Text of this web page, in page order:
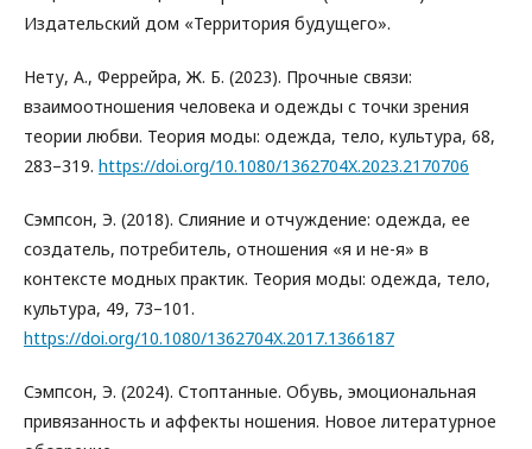
Издательский дом «Территория будущего».
Нету, А., Феррейра, Ж. Б. (2023). Прочные связи:
взаимоотношения человека и одежды с точки зрения
теории любви. Теория моды: одежда, тело, культура, 68,
283–319. https://doi.org/10.1080/1362704X.2023.2170706
Сэмпсон, Э. (2018). Слияние и отчуждение: одежда, ее
создатель, потребитель, отношения «я и не-я» в
контексте модных практик. Теория моды: одежда, тело,
культура, 49, 73–101.
https://doi.org/10.1080/1362704X.2017.1366187
Сэмпсон, Э. (2024). Стоптанные. Обувь, эмоциональная
привязанность и аффекты ношения. Новое литературное